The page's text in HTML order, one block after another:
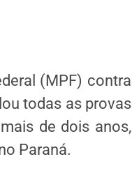
(MPF) contra
todas as provas
de dois anos,
Paraná.